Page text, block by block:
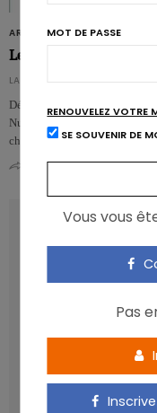
ARTICLES
Le point sur les
LA RÉDACTION - DE REDACTIE
Découvrez les articles de la
Nutrigraphics®sur
ch…
0
RECENT POSTS
Les anthocyanines
Manger sucré
Un microbiote sain,
Poisson,
recommandations ?
MOT DE PASSE
RENOUVELEZ VOTRE
SE SOUVENIR DE
Vous vous
Pas